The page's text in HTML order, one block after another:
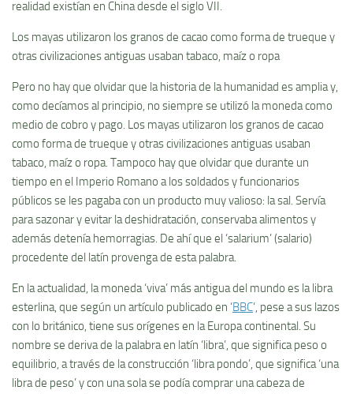
realidad existían en China desde el siglo VII.
Los mayas utilizaron los granos de cacao como forma de trueque y
otras civilizaciones antiguas usaban tabaco, maíz o ropa
Pero no hay que olvidar que la historia de la humanidad es amplia y,
como decíamos al principio, no siempre se utilizó la moneda como
medio de cobro y pago. Los mayas utilizaron los granos de cacao
como forma de trueque y otras civilizaciones antiguas usaban
tabaco, maíz o ropa. Tampoco hay que olvidar que durante un
tiempo en el Imperio Romano a los soldados y funcionarios
públicos se les pagaba con un producto muy valioso: la sal. Servía
para sazonar y evitar la deshidratación, conservaba alimentos y
además detenía hemorragias. De ahí que el ‘salarium’ (salario)
procedente del latín provenga de esta palabra.
En la actualidad, la moneda ‘viva’ más antigua del mundo es la libra
esterlina, que según un artículo publicado en ‘BBC‘, pese a sus lazos
con lo británico, tiene sus orígenes en la Europa continental. Su
nombre se deriva de la palabra en latín ‘libra’, que significa peso o
equilibrio, a través de la construcción ‘libra pondo’, que significa ‘una
libra de peso’ y con una sola se podía comprar una cabeza de